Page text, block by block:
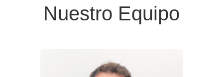
Nuestro Equipo